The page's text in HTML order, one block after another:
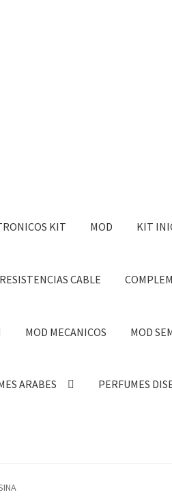
KIT MOD KIT
RESISTENCIAS CABLE
MOD MECANICOS MOD
ARABES PERFUMES